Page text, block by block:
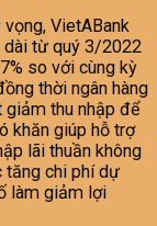
VietABank
dài từ quý 3/2022
so với cùng kỳ
thời ngân hàng
giảm thu nhập để
khăn giúp hỗ trợ
lãi thuần không
tăng chi phí dự
làm giảm lợi